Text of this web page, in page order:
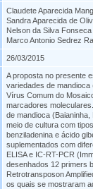
Claudete Aparecida
Sandra Aparecida de
Nelson da Silva
Marco Antonio Sedrez
26/03/2015
A proposta no presente
variedades de
Vírus Comum do
marcadores
de mandioca
meio de cultura com
benziladenina e ácido
suplementados com
ELISA e IC-RT-PCR
desenhados 12 primers
Retrotransposon
os quais se mostraram